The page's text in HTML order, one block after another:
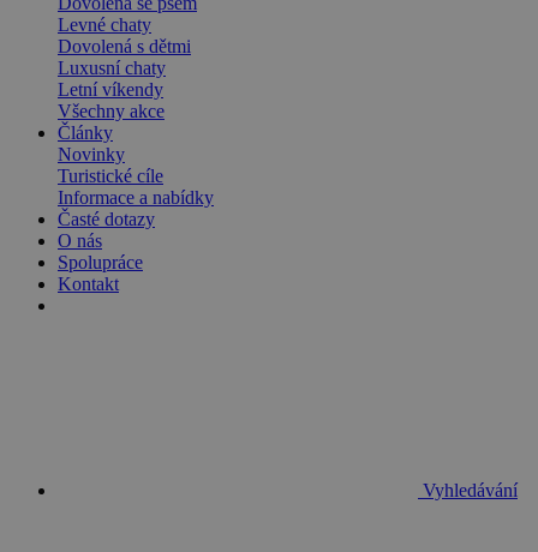
Levné chaty
Dovolená s dětmi
Luxusní chaty
Letní víkendy
Všechny akce
Články
Novinky
Turistické cíle
Informace a nabídky
Časté dotazy
O nás
Spolupráce
Kontakt
Vyhledávání